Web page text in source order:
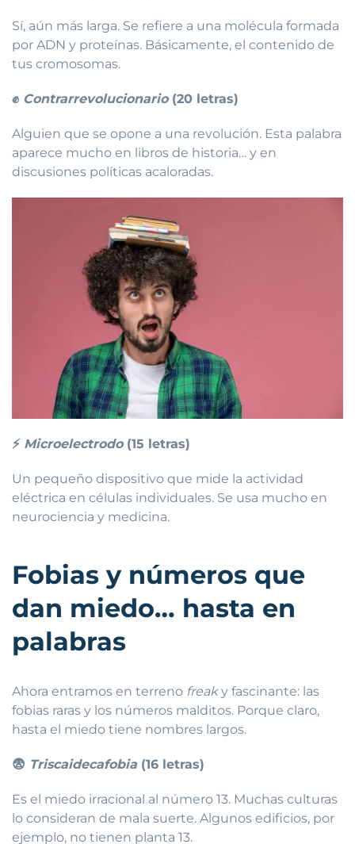
Sí, aún más larga. Se refiere a una molécula formada
por ADN y proteínas. Básicamente, el contenido de
tus cromosomas.
✊ Contrarrevolucionario(20 letras)
Alguien que se opone a una revolución. Esta palabra
aparece mucho en libros de historia… y en
discusiones políticas acaloradas.
⚡ Microelectrodo(15 letras)
Un pequeño dispositivo que mide la actividad
eléctrica en células individuales. Se usa mucho en
neurociencia y medicina.
Fobias y números que
dan miedo… hasta en
palabras
Ahora entramos en terreno freaky fascinante: las
fobias raras y los números malditos. Porque claro,
hasta el miedo tiene nombres largos.
😨 Triscaidecafobia (16 letras)
Es el miedo irracional al número 13. Muchas culturas
lo consideran de mala suerte. Algunos edificios, por
ejemplo, no tienen planta 13.